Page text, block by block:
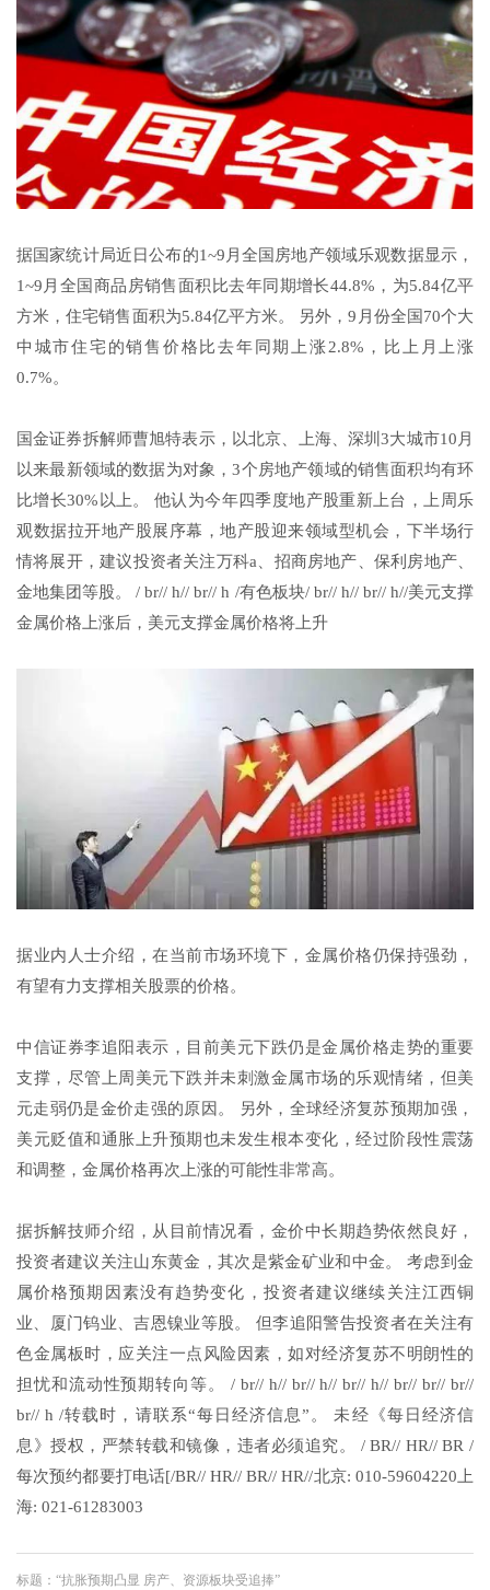
据国家统计局近日公布的1~9月全国房地产领域乐观数据显示，
1~9月全国商品房销售面积比去年同期增长44.8%，为5.84亿平
方米，住宅销售面积为5.84亿平方米。 另外，9月份全国70个大
中城市住宅的销售价格比去年同期上涨2.8%，比上月上涨
0.7%。
国金证券拆解师曹旭特表示，以北京、上海、深圳3大城市10月
以来最新领域的数据为对象，3个房地产领域的销售面积均有环
比增长30%以上。 他认为今年四季度地产股重新上台，上周乐
观数据拉开地产股展序幕，地产股迎来领域型机会，下半场行
情将展开，建议投资者关注万科a、招商房地产、保利房地产、
金地集团等股。 / br// h// br// h /有色板块/ br// h// br// h//美元支撑
金属价格上涨后，美元支撑金属价格将上升
据业内人士介绍，在当前市场环境下，金属价格仍保持强劲，
有望有力支撑相关股票的价格。
中信证券李追阳表示，目前美元下跌仍是金属价格走势的重要
支撑，尽管上周美元下跌并未刺激金属市场的乐观情绪，但美
元走弱仍是金价走强的原因。 另外，全球经济复苏预期加强，
美元贬值和通胀上升预期也未发生根本变化，经过阶段性震荡
和调整，金属价格再次上涨的可能性非常高。
据拆解技师介绍，从目前情况看，金价中长期趋势依然良好，
投资者建议关注山东黄金，其次是紫金矿业和中金。 考虑到金
属价格预期因素没有趋势变化，投资者建议继续关注江西铜
业、厦门钨业、吉恩镍业等股。 但李追阳警告投资者在关注有
色金属板时，应关注一点风险因素，如对经济复苏不明朗性的
担忧和流动性预期转向等。 / br// h// br// h// br// h// br// br// br//
br// h /转载时，请联系“每日经济信息”。 未经《每日经济信
息》授权，严禁转载和镜像，违者必须追究。 / BR// HR// BR /
每次预约都要打电话[/BR// HR// BR// HR//北京: 010-59604220上
海: 021-61283003
标题：“抗胀预期凸显 房产、资源板块受追捧”